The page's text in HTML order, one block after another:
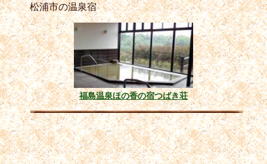
松浦市の温泉宿
福島温泉ほの香の宿つばき荘